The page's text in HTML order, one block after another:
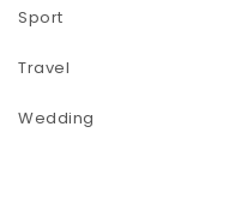
Sport
Travel
Wedding